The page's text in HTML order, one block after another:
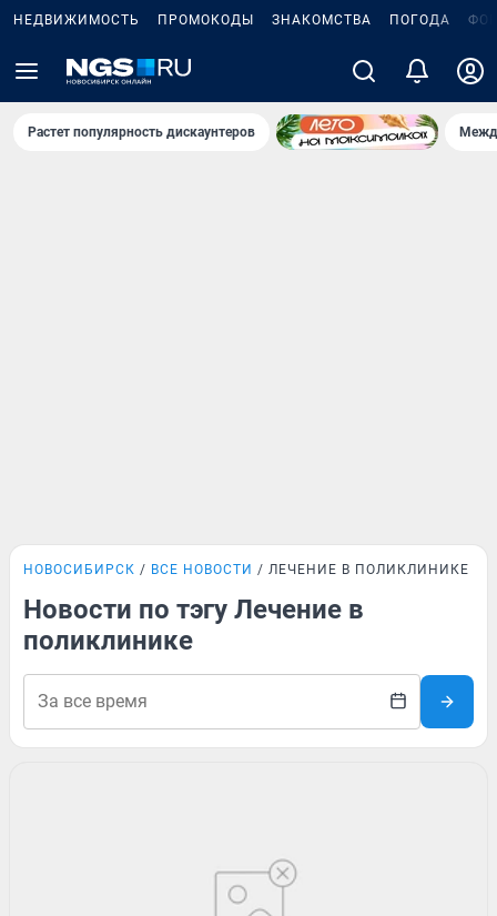
НЕДВИЖИМОСТЬ ПРОМОКОДЫ ЗНАКОМСТВА ПОГОДА
Растет популярность дискаунтеров
НОВОСИБИРСК ВСЕ НОВОСТИ ЛЕЧЕНИЕ В ПОЛИКЛИНИКЕ
Новости по тэгу Лечение в
поликлинике